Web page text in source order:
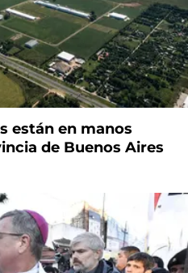
están en manos
de Buenos Aires